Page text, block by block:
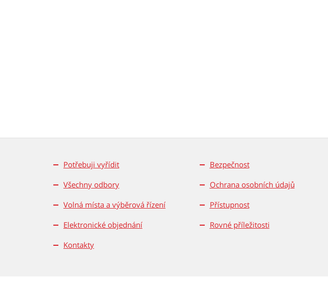
Potřebuji vyřídit
Všechny odbory
Volná místa a výběrová řízení
Elektronické objednání
Kontakty
Bezpečnost
Ochrana osobních údajů
Přístupnost
Rovné příležitosti